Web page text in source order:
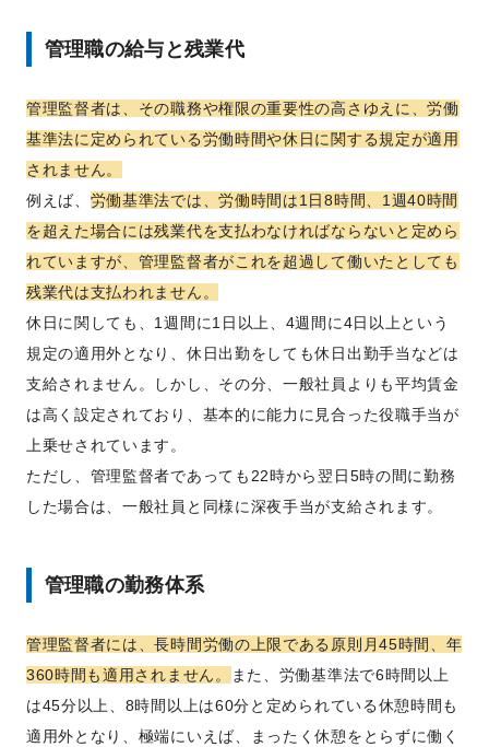
管理職の給与と残業代
管理監督者は、その職務や権限の重要性の高さゆえに、労働
基準法に定められている労働時間や休日に関する規定が適用
されません。
例えば、 労働基準法では、労働時間は1日8時間、1週40時間
を超えた場合には残業代を支払わなければならないと定めら
れていますが、管理監督者がこれを超過して働いたとしても
残業代は支払われません。
休日に関しても、1週間に1日以上、4週間に4日以上という
規定の適用外となり、休日出勤をしても休日出勤手当などは
支給されません。しかし、その分、一般社員よりも平均賃金
は高く設定されており、基本的に能力に見合った役職手当が
上乗せされています。
ただし、管理監督者であっても22時から翌日5時の間に勤務
した場合は、一般社員と同様に深夜手当が支給されます。
管理職の勤務体系
管理監督者には、長時間労働の上限である原則月45時間、年
360時間も適用されません。
また、労働基準法で6時間以上
は45分以上、8時間以上は60分と定められている休憩時間も
適用外となり、極端にいえば、まったく休憩をとらずに働く